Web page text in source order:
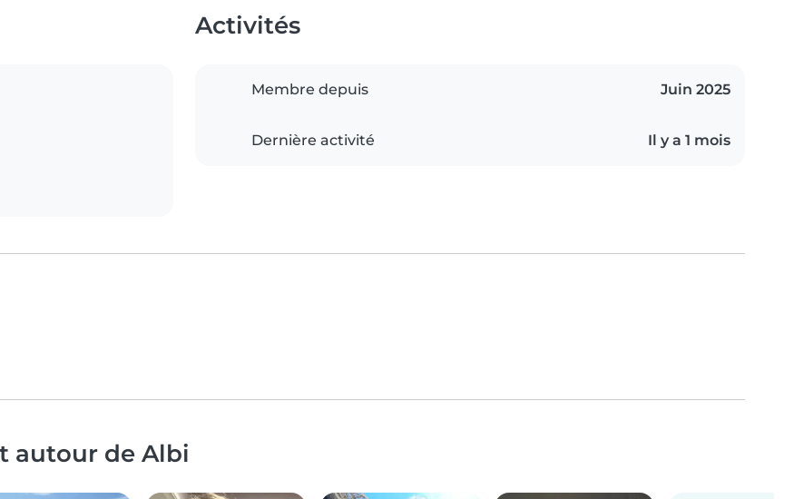
Activités
Membre depuis Juin 2025
Dernière activité Il y a 1 mois
autour de Albi